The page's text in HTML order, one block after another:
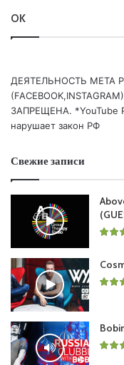
12 Alex Di Stefano –
OK
ДЕЯТЕЛЬНОСТЬ МЕТА
ЗАПРЕЩЕНА. *YouTube
нарушает закон РФ
Свежие записи